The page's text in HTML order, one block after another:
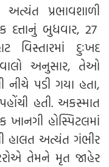
પ્રભાવશાળી
દત્તાનું બુધવાર, 27
વિસ્તારમાં દુઃખદ
અનુસાર, તેઓ
નીચે પડી ગયા હતા,
હતી. અકસ્માત
હોસ્પિટલમાં
હાલત અત્યંત ગંભીર
તેમને મૃત જાહેર